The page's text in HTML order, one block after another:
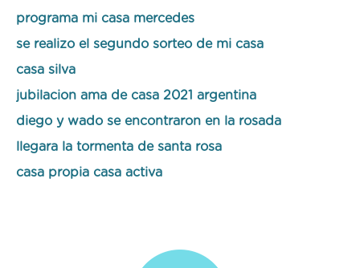
programa mi casa mercedes
se realizo el segundo sorteo de mi casa
casa silva
jubilacion ama de casa 2021 argentina
diego y wado se encontraron en la rosada
llegara la tormenta de santa rosa
casa propia casa activa